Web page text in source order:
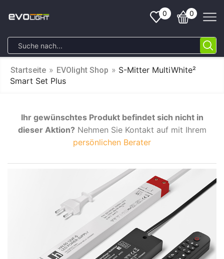
0 0
Startseite » EVOlight Shop » S-Mitter MultiWhite²
Smart Set Plus
Ihr gewünschtes Produkt befindet sich nicht in
dieser Aktion?Nehmen Sie Kontakt auf mit Ihrem
persönlichen Berater